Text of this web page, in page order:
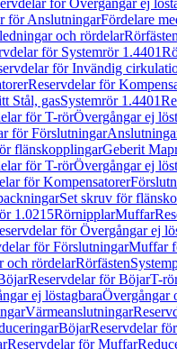
för Övergångar ej
för AnslutningarFördelare
och rördelarRörfästen
för Systemrör 1.4401
för Invändig
Reservdelar för
Stål, gasSystemrör 1.4401
för T-rörÖvergångar ej
för Förslutningar
flänskopplingarGeberit
för T-rörÖvergångar ej
för Kompensatorer
Set skruv för
1.0215RörnipplarMuffar
för Övergångar ej
för FörslutningarMuffar
och rördelarRörfästen
Reservdelar för BöjarT-
ej löstagbaraÖvergångar
Värmeanslutningar
BöjarReservdelar
Reservdelar för Muffar